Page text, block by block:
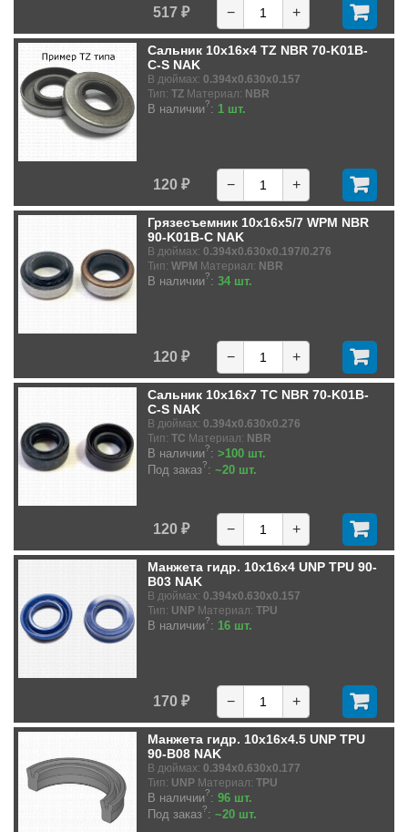
517 ₽ − +
Сальник 10x16x4 TZ NBR 70-K01B-
C-S NAK
В дюймах: 0.394x0.630x0.157
Тип: TZ Материал: NBR
В наличии?: 1 шт.
120 ₽ − +
Грязесъемник 10x16x5/7 WPM NBR
90-K01B-C NAK
В дюймах: 0.394x0.630x0.197/0.276
Тип: WPM Материал: NBR
В наличии?: 34 шт.
120 ₽ − +
Сальник 10x16x7 TC NBR 70-K01B-
C-S NAK
В дюймах: 0.394x0.630x0.276
Тип: TC Материал: NBR
В наличии?: >100 шт.
Под заказ?: ~20 шт.
120 ₽ − +
Манжета гидр. 10x16x4 UNP TPU 90-
B03 NAK
В дюймах: 0.394x0.630x0.157
Тип: UNP Материал: TPU
В наличии?: 16 шт.
170 ₽ − +
Манжета гидр. 10x16x4.5 UNP TPU
90-B08 NAK
В дюймах: 0.394x0.630x0.177
Тип: UNP Материал: TPU
В наличии?: 96 шт.
Под заказ?: ~20 шт.